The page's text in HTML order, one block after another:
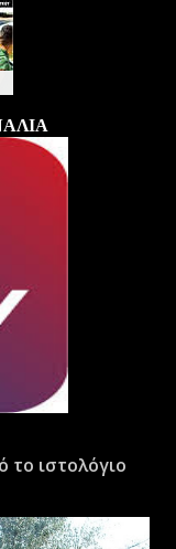
το ιστολόγιο